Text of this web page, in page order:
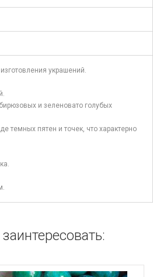
украшений.
и зеленовато голубых
темных пятен и точек, что характерно